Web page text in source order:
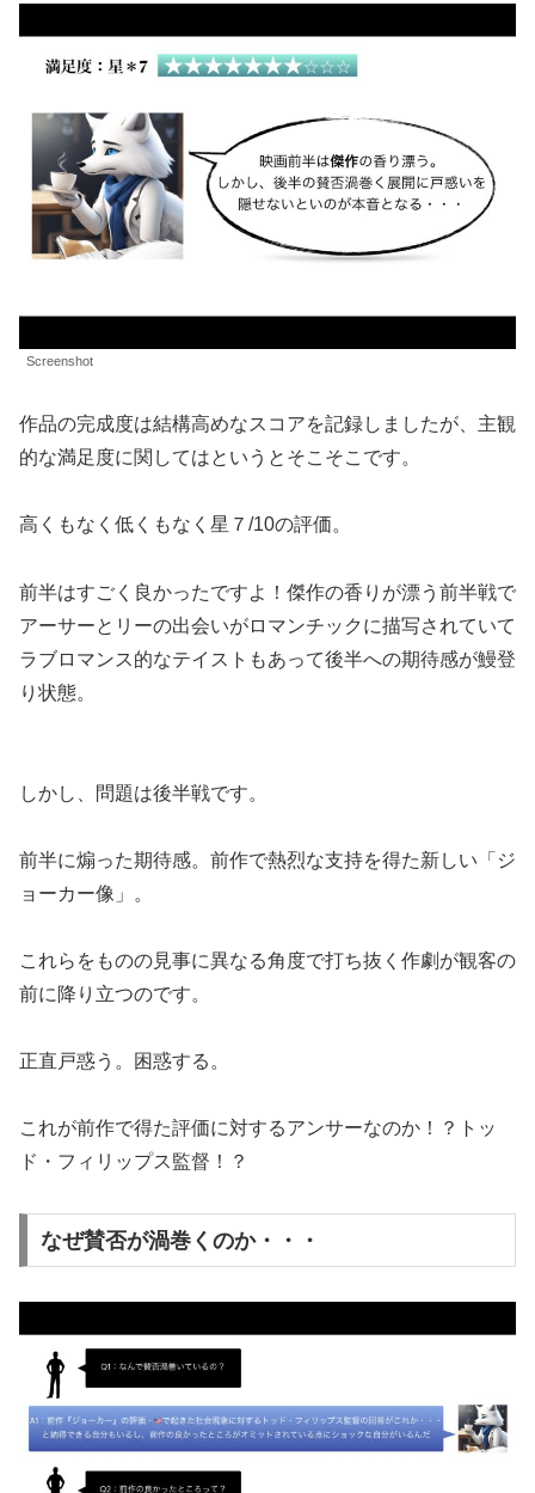
Screenshot
作品の完成度は結構高めなスコアを記録しましたが、主観
的な満足度に関してはというとそこそこです。
高くもなく低くもなく星７/10の評価。
前半はすごく良かったですよ！傑作の香りが漂う前半戦で
アーサーとリーの出会いがロマンチックに描写されていて
ラブロマンス的なテイストもあって後半への期待感が鰻登
り状態。
しかし、問題は後半戦です。
前半に煽った期待感。前作で熱烈な支持を得た新しい「ジ
ョーカー像」。
これらをものの見事に異なる角度で打ち抜く作劇が観客の
前に降り立つのです。
正直戸惑う。困惑する。
これが前作で得た評価に対するアンサーなのか！？トッ
ド・フィリップス監督！？
なぜ賛否が渦巻くのか・・・